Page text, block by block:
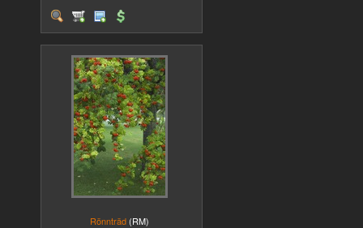
Rönnträd (RM)